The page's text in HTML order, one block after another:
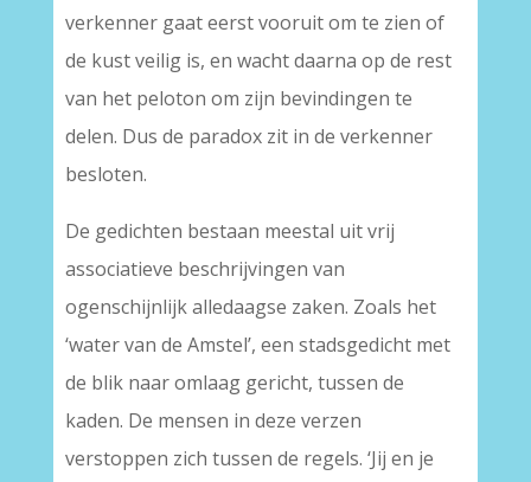
verkenner gaat eerst vooruit om te zien of
de kust veilig is, en wacht daarna op de rest
van het peloton om zijn bevindingen te
delen. Dus de paradox zit in de verkenner
besloten.
De gedichten bestaan meestal uit vrij
associatieve beschrijvingen van
ogenschijnlijk alledaagse zaken. Zoals het
‘water van de Amstel’, een stadsgedicht met
de blik naar omlaag gericht, tussen de
kaden. De mensen in deze verzen
verstoppen zich tussen de regels. ‘Jij en je